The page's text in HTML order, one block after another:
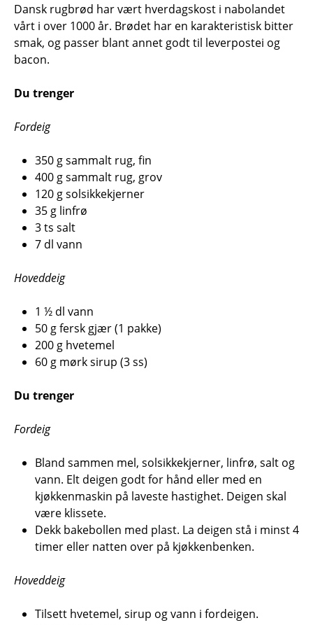
Dansk rugbrød har vært hverdagskost i nabolandet
vårt i over 1000 år. Brødet har en karakteristisk bitter
smak, og passer blant annet godt til leverpostei og
bacon.
Du trenger
Fordeig
350 g sammalt rug, fin
400 g sammalt rug, grov
120 g solsikkekjerner
35 g linfrø
3 ts salt
7 dl vann
Hoveddeig
1 ½ dl vann
50 g fersk gjær (1 pakke)
200 g hvetemel
60 g mørk sirup (3 ss)
Du trenger
Fordeig
Bland sammen mel, solsikkekjerner, linfrø, salt og
vann. Elt deigen godt for hånd eller med en
kjøkkenmaskin på laveste hastighet. Deigen skal
være klissete.
Dekk bakebollen med plast. La deigen stå i minst 4
timer eller natten over på kjøkkenbenken.
Hoveddeig
Tilsett hvetemel, sirup og vann i fordeigen.